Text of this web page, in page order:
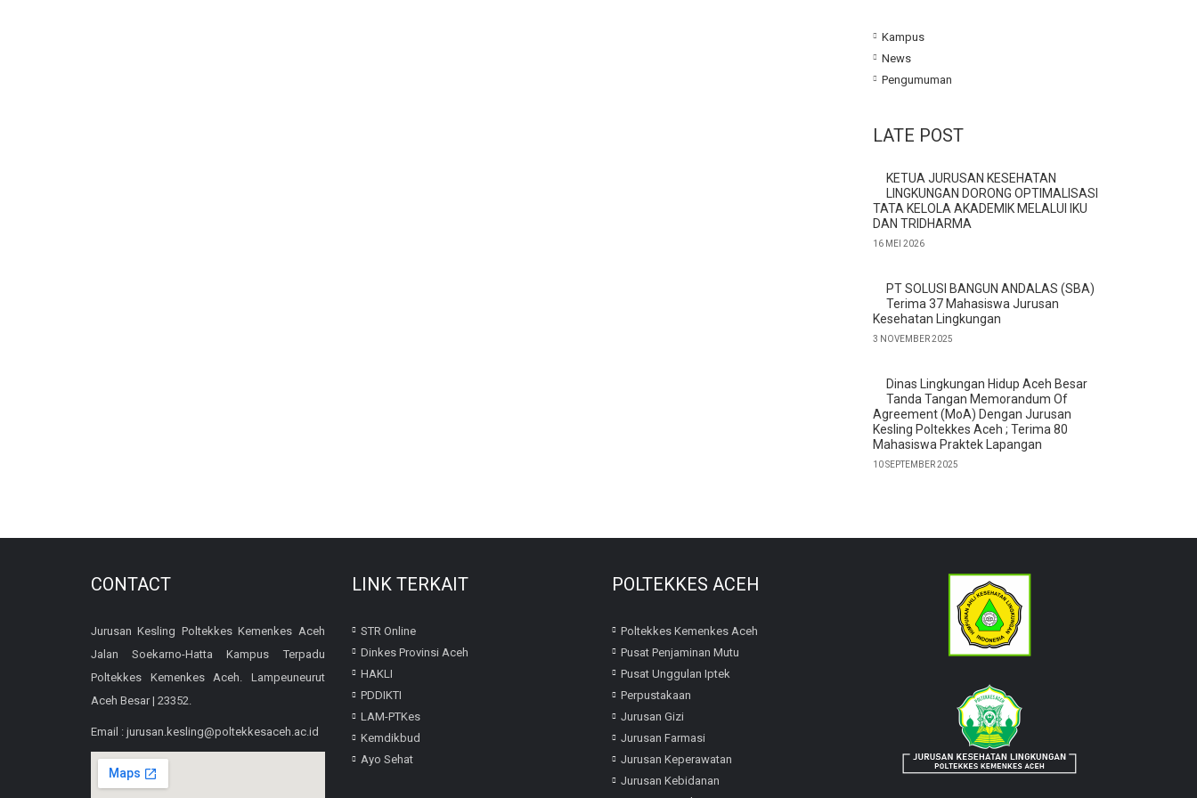
Kampus
News
Pengumuman
LATE POST
KETUA JURUSAN KESEHATAN
LINGKUNGAN DORONG OPTIMALISASI
TATA KELOLA AKADEMIK MELALUI IKU
DAN TRIDHARMA
16 MEI 2026
PT SOLUSI BANGUN ANDALAS (SBA)
Terima 37 Mahasiswa Jurusan
Kesehatan Lingkungan
3 NOVEMBER 2025
Dinas Lingkungan Hidup Aceh Besar
Tanda Tangan Memorandum Of
Agreement (MoA) Dengan Jurusan
Kesling Poltekkes Aceh ; Terima 80
Mahasiswa Praktek Lapangan
10 SEPTEMBER 2025
CONTACT
Jurusan Kesling Poltekkes Kemenkes Aceh
Jalan Soekarno-Hatta Kampus Terpadu
Poltekkes Kemenkes Aceh. Lampeuneurut
Aceh Besar | 23352.
Email : jurusan.kesling@poltekkesaceh.ac.id
LINK TERKAIT
STR Online
Dinkes Provinsi Aceh
HAKLI
PDDIKTI
LAM-PTKes
Kemdikbud
Ayo Sehat
POLTEKKES ACEH
Poltekkes Kemenkes Aceh
Pusat Penjaminan Mutu
Pusat Unggulan Iptek
Perpustakaan
Jurusan Gizi
Jurusan Farmasi
Jurusan Keperawatan
Jurusan Kebidanan